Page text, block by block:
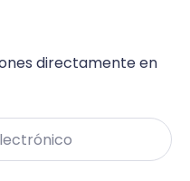
directamente en